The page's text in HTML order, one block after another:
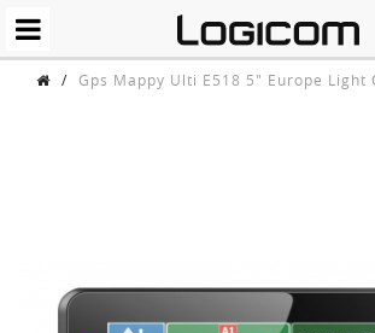
/ Gps Mappy Ulti E518 5" Europe Light